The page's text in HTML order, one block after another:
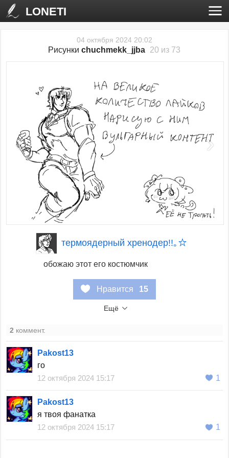
LONETI
04 октября 2024 20:02
Рисункиchuchmekk_jjba 20 из 73
‹ ›
термоядерный хренодер!!｡☆
обожаю этот его костюмчик
Нравится 15
Ещё
2 коммент.
Pakost13
го
12 октября 2024 15:17
1
Pakost13
я твоя фанатка
12 октября 2024 15:17
1